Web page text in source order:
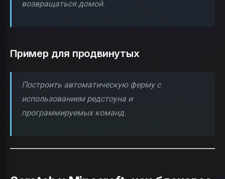
возвращаться домой.
Пример для продвинутых
Построить автоматическую ферму с
использованием редстоуна и
программируемых команд.